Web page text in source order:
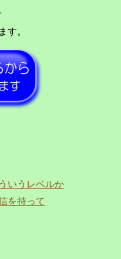
す。
いうレベルか
を持って